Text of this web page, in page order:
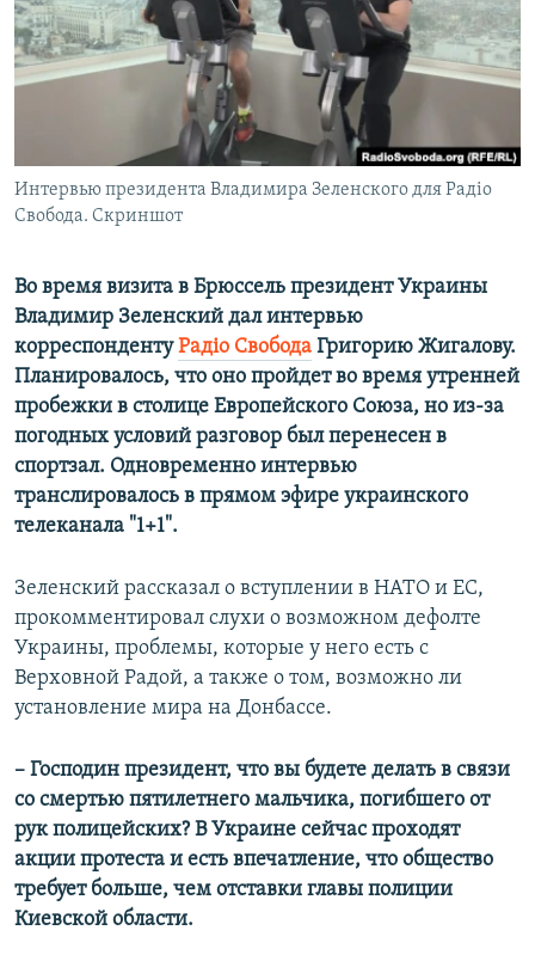
ПОБЕДИТЕЛЕЙ НЕ СУДЯТ?
КРЫМ.НЕПОКОРЕННЫЙ
УКРАИНСКАЯ ПРОБЛЕМА КРЫМА
ПРИСОЕДИНЯЙТЕСЬ!
Все сайты RFE/RL
Интервью президента Владимира Зеленского для Радіо
Свобода. Скриншот
Во время визита в Брюссель президент Украины
Владимир Зеленский дал интервью
корреспондентуРадіо Свобода Григорию Жигалову.
Планировалось, что оно пройдет во время утренней
пробежки в столице Европейского Союза, но из-за
погодных условий разговор был перенесен в
спортзал. Одновременно интервью
транслировалось в прямом эфире украинского
телеканала "1+1".
Зеленский рассказал о вступлении в НАТО и ЕС,
прокомментировал слухи о возможном дефолте
Украины, проблемы, которые у него есть с
Верховной Радой, а также о том, возможно ли
установление мира на Донбассе.
– Господин президент, что вы будете делать в связи
со смертью пятилетнего мальчика, погибшего от
рук полицейских? В Украине сейчас проходят
акции протеста и есть впечатление, что общество
требует больше, чем отставки главы полиции
Киевской области.